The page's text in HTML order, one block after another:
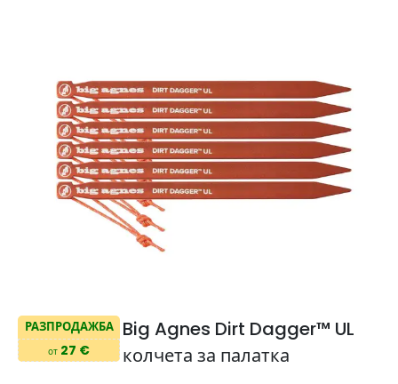
РАЗПРОДАЖБА
от 27 €
Big Agnes Dirt Dagger™ UL
колчета за палатка